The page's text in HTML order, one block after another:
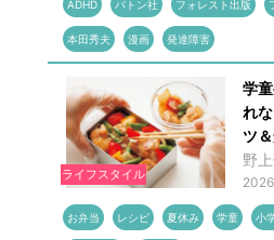
ADHD バトン社 フォレスト出版
本田秀夫 漫画 発達障害
ライフスタイル
学
れ
ツ
野
お弁当 レシピ 夏休み 学童 小